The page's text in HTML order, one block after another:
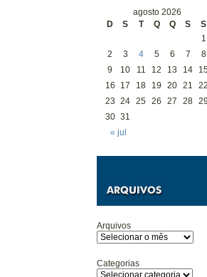
agosto 2026
D
S T Q Q S S
« jul
1
2
3 4 5 6 7
8
9
10 11 12 13 14
16
17 18 19 20 21
22
23 24 25 26 27 28 29
30 31
Arquivos
Categorias